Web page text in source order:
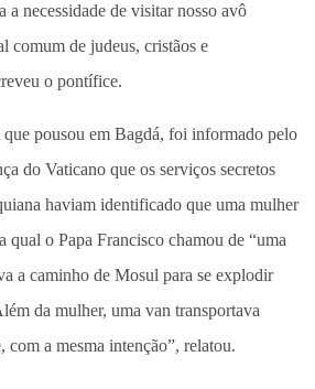
a necessidade de visitar nosso avô
comum de judeus, cristãos e
o pontífice.
que pousou em Bagdá, foi informado pelo
do Vaticano que os serviços secretos
haviam identificado que uma mulher
qual o Papa Francisco chamou de “uma
a caminho de Mosul para se explodir
da mulher, uma van transportava
com a mesma intenção”, relatou.